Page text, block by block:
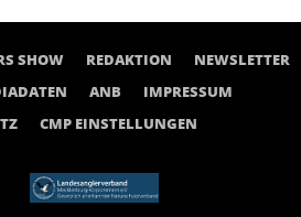
SHOW REDAKTION
NEWSLETTER
ANB
IMPRESSUM
CMP EINSTELLUNGEN